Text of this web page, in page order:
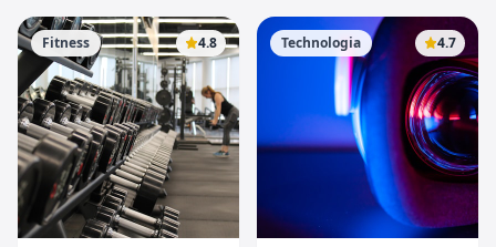
Fitness 4.8 Technologia 4.7